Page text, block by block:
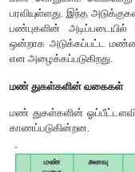
இயற்கை தீத்தடுப்பு
ஆறுகள், ஏரிகள்,
அமைந்துள்ள
ரைட்டிடோம்
உடற்கட்டமைவு
சூபரினால் ஆன
ஆகியவற்றிலிருந்து